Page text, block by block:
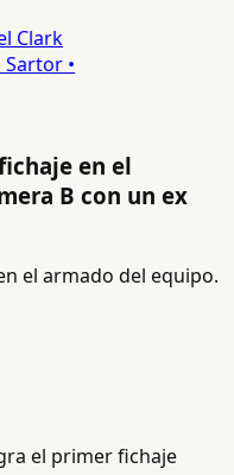
Clark
•
en el
B con un ex
el armado del equipo.